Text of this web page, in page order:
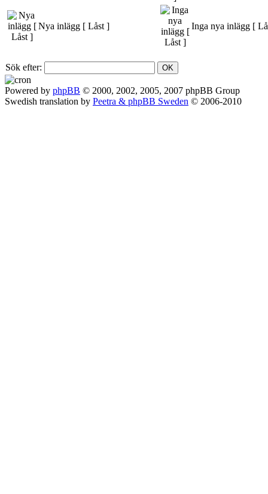
Nya inlägg [ Låst ] Inga nya inlägg [
Sök efter:
Powered by phpBB © 2000, 2002, 2005, 2007 phpBB Group
Swedish translation by Peetra & phpBB Sweden © 2006-2010